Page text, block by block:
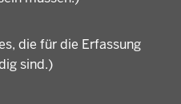
die für die Erfassung
sind.)